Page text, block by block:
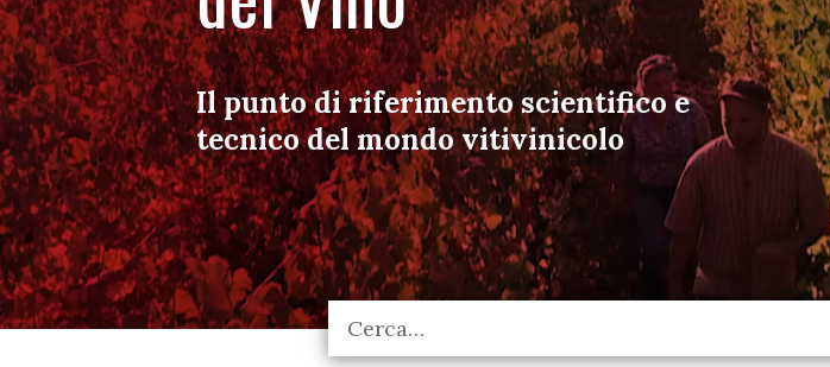
Il punto di riferimento scientifico e
tecnico del mondo vitivinicolo